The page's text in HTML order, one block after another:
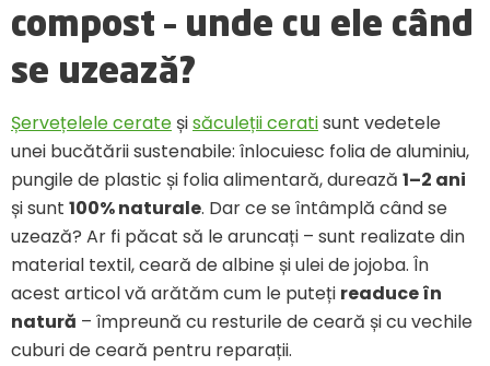
compost – unde cu ele când
se uzează?
Șervețelele cerate șisăculeții ceratisunt vedetele
unei bucătării sustenabile: înlocuiesc folia de aluminiu,
pungile de plastic și folia alimentară, durează 1–2 ani
și sunt 100% naturale. Dar ce se întâmplă când se
uzează? Ar fi păcat să le aruncați – sunt realizate din
material textil, ceară de albine și ulei de jojoba. În
acest articol vă arătăm cum le puteți readuce în
natură – împreună cu resturile de ceară și cu vechile
cuburi de ceară pentru reparații.